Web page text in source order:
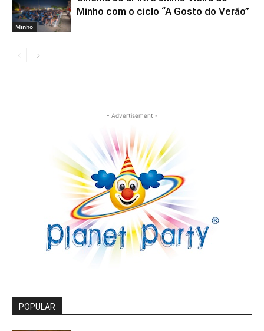
Minho
Minho com o ciclo “A Gosto do Verão”
- Advertisement -
POPULAR